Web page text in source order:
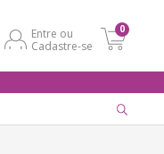
Entre ou
Cadastre-se
0